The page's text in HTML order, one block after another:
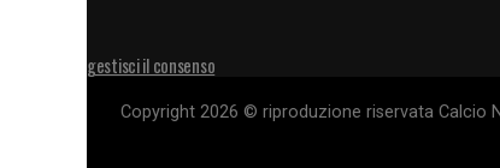
gestisci il consenso
Copyright 2026 © riproduzione riservata Calcio